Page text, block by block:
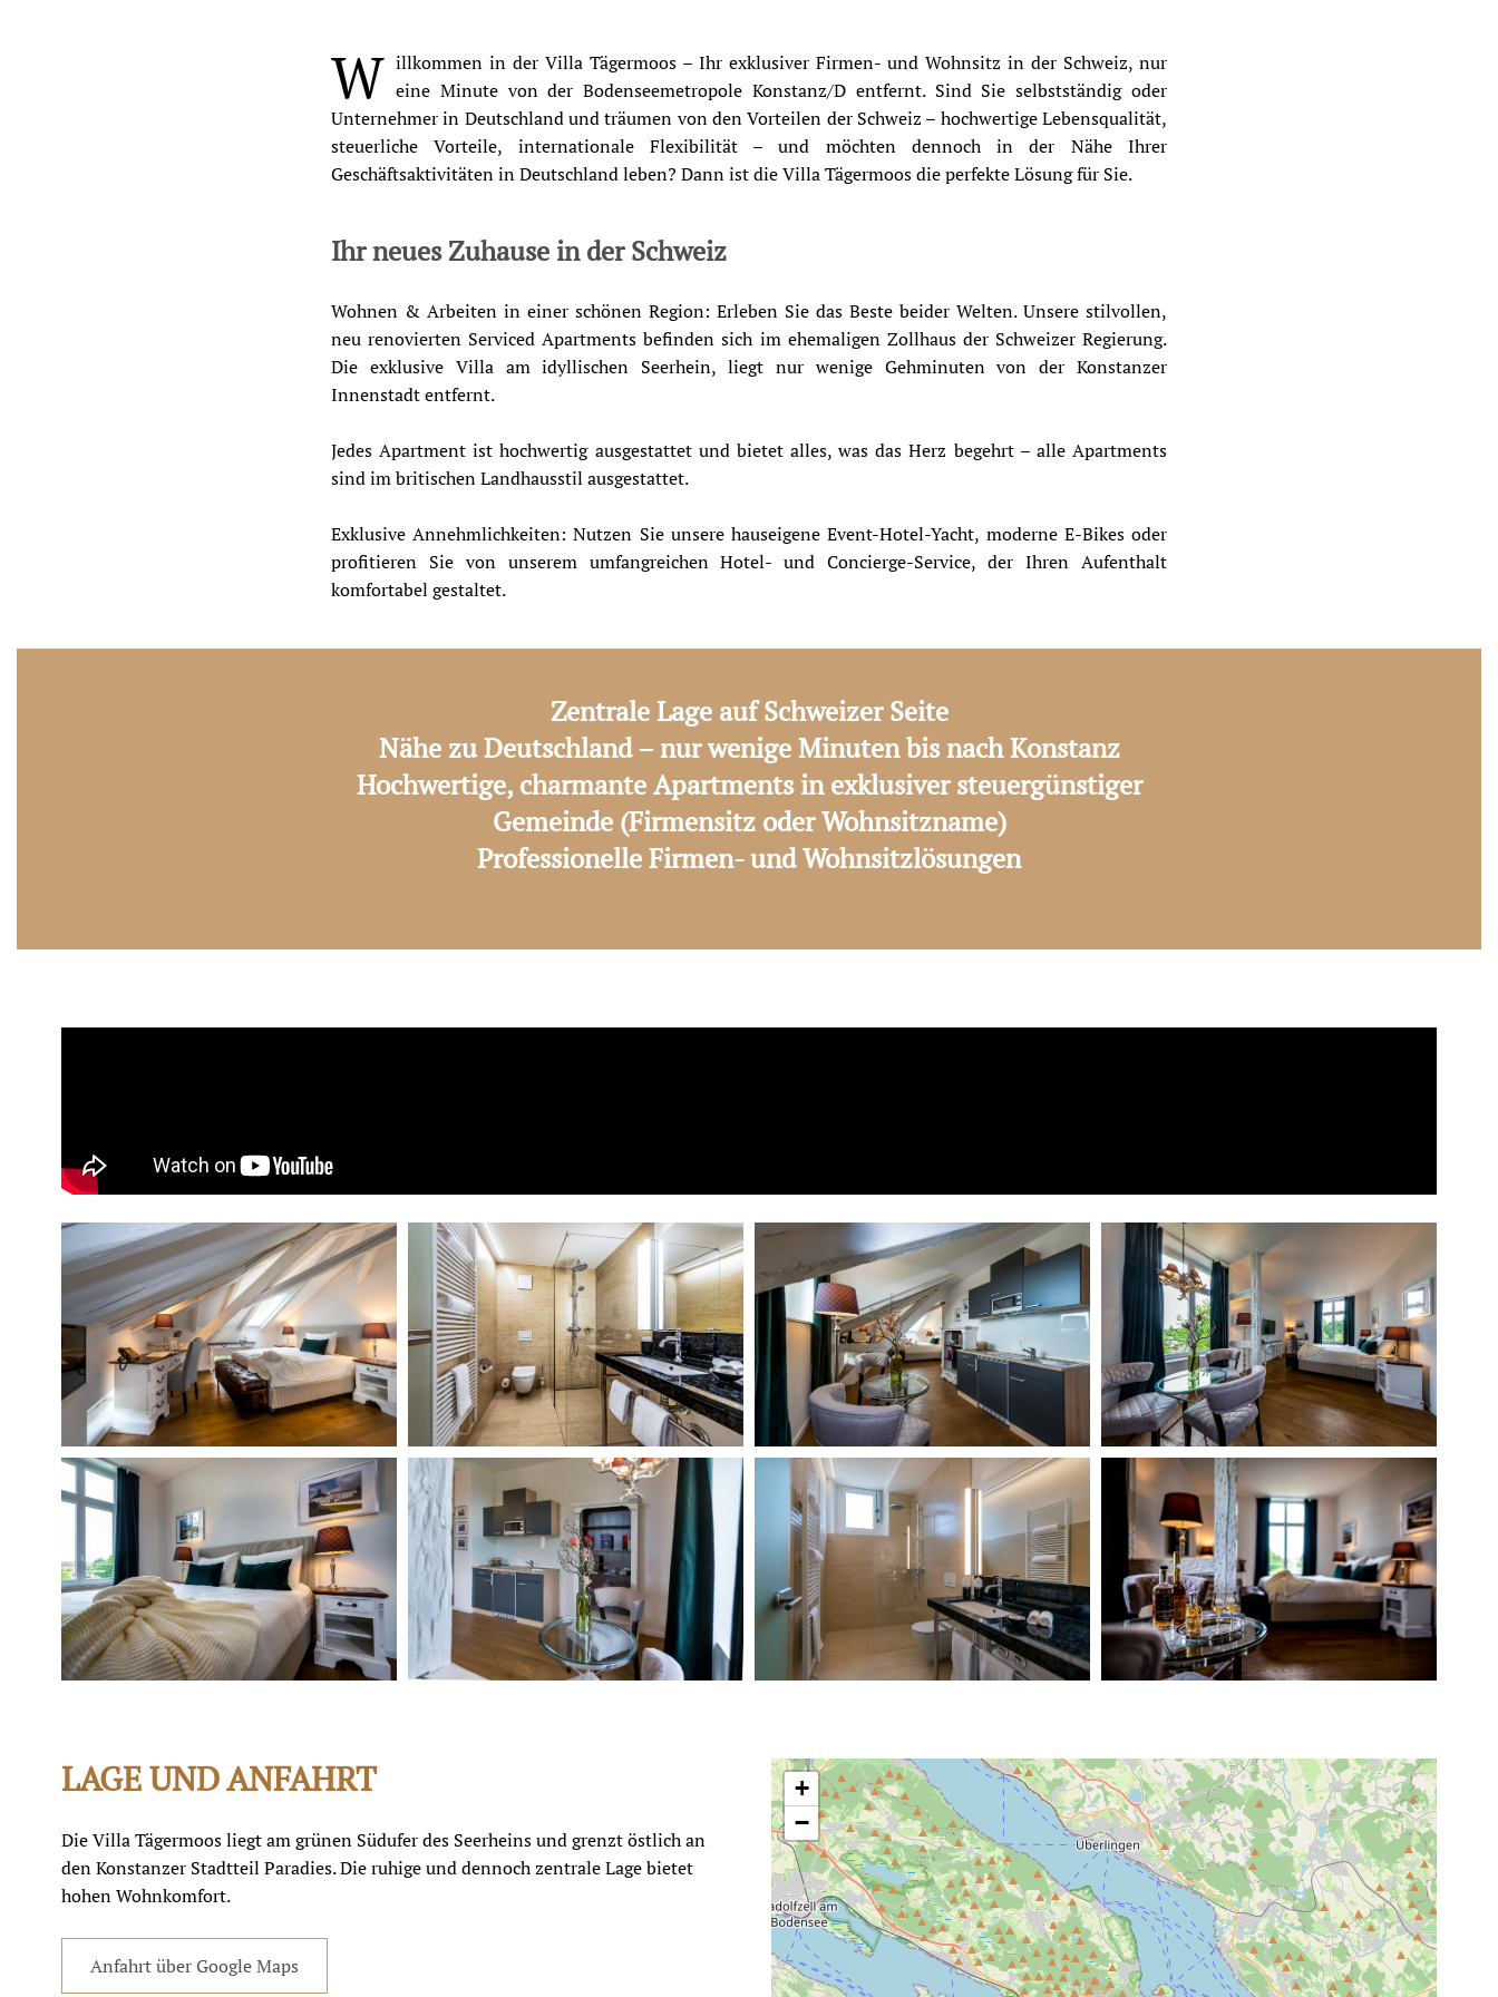
W illkommen in der Villa Tägermoos – Ihr exklusiver Firmen- und Wohnsitz in der Schweiz, nur
eine Minute von der Bodenseemetropole Konstanz/D entfernt. Sind Sie selbstständig oder
Unternehmer in Deutschland und träumen von den Vorteilen der Schweiz – hochwertige Lebensqualität,
steuerliche Vorteile, internationale Flexibilität – und möchten dennoch in der Nähe Ihrer
Geschäftsaktivitäten in Deutschland leben? Dann ist die Villa Tägermoos die perfekte Lösung für Sie.
Ihr neues Zuhause in der Schweiz
Wohnen & Arbeiten in einer schönen Region: Erleben Sie das Beste beider Welten. Unsere stilvollen,
neu renovierten Serviced Apartments befinden sich im ehemaligen Zollhaus der Schweizer Regierung.
Die exklusive Villa am idyllischen Seerhein, liegt nur wenige Gehminuten von der Konstanzer
Innenstadt entfernt.
Jedes Apartment ist hochwertig ausgestattet und bietet alles, was das Herz begehrt – alle Apartments
sind im britischen Landhausstil ausgestattet.
Exklusive Annehmlichkeiten: Nutzen Sie unsere hauseigene Event-Hotel-Yacht, moderne E-Bikes oder
profitieren Sie von unserem umfangreichen Hotel- und Concierge-Service, der Ihren Aufenthalt
komfortabel gestaltet.
Zentrale Lage auf Schweizer Seite
Nähe zu Deutschland – nur wenige Minuten bis nach Konstanz
Hochwertige, charmante Apartments in exklusiver steuergünstiger
Gemeinde (Firmensitz oder Wohnsitzname)
Professionelle Firmen- und Wohnsitzlösungen
LAGE UND ANFAHRT
Die Villa Tägermoos liegt am grünen Südufer des Seerheins und grenzt östlich an
den Konstanzer Stadtteil Paradies. Die ruhige und dennoch zentrale Lage bietet
hohen Wohnkomfort.
Anfahrt über Google Maps
+
−